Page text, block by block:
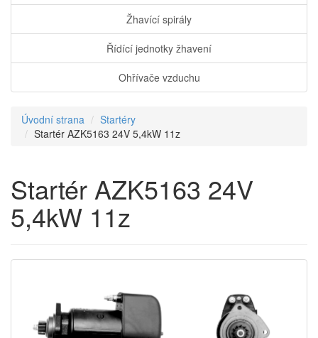
Žhavící spirály
Řídící jednotky žhavení
Ohřívače vzduchu
Úvodní strana
Startéry
Startér AZK5163 24V 5,4kW 11z
Startér AZK5163 24V
5,4kW 11z